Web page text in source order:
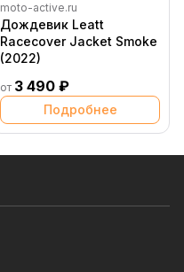
moto-active.ru
Дождевик Leatt
Racecover Jacket Smoke
(2022)
от 3 490 ₽
Подробнее